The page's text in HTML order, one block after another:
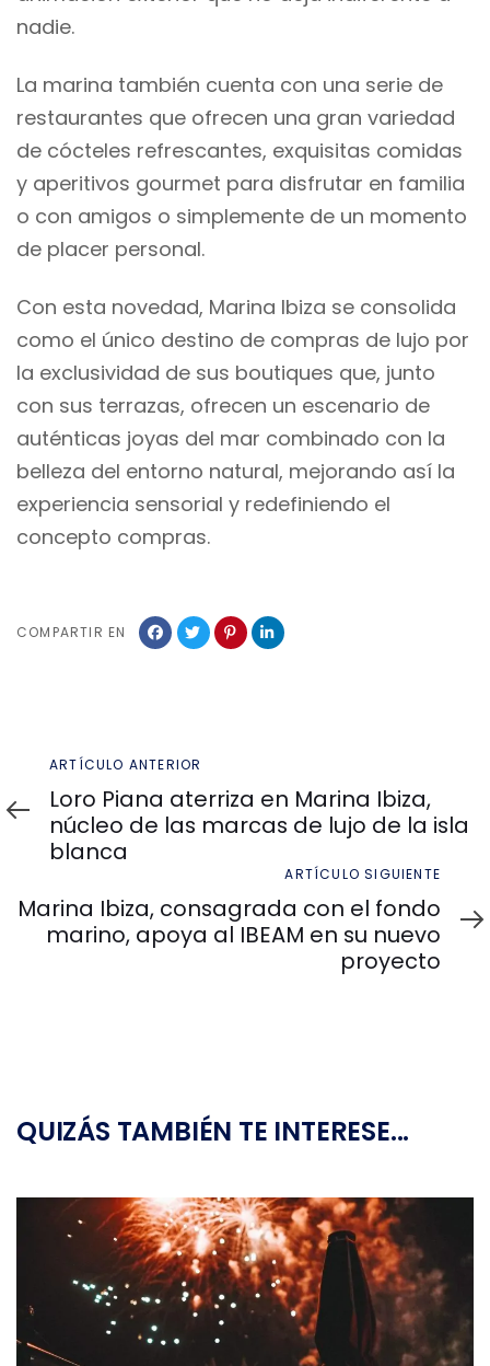
nadie.
La marina también cuenta con una serie de
restaurantes que ofrecen una gran variedad
de cócteles refrescantes, exquisitas comidas
y aperitivos gourmet para disfrutar en familia
o con amigos o simplemente de un momento
de placer personal.
Con esta novedad, Marina Ibiza se consolida
como el único destino de compras de lujo por
la exclusividad de sus boutiques que, junto
con sus terrazas, ofrecen un escenario de
auténticas joyas del mar combinado con la
belleza del entorno natural, mejorando así la
experiencia sensorial y redefiniendo el
concepto compras.
COMPARTIR EN
Artículo
anterior
ARTÍCULO ANTERIOR
Loro Piana aterriza en Marina Ibiza,
núcleo de las marcas de lujo de la isla
blanca
siguiente
ARTÍCULO SIGUIENTE
Marina Ibiza, consagrada con el fondo
marino, apoya al IBEAM en su nuevo
proyecto
QUIZÁS TAMBIÉN TE INTERESE...